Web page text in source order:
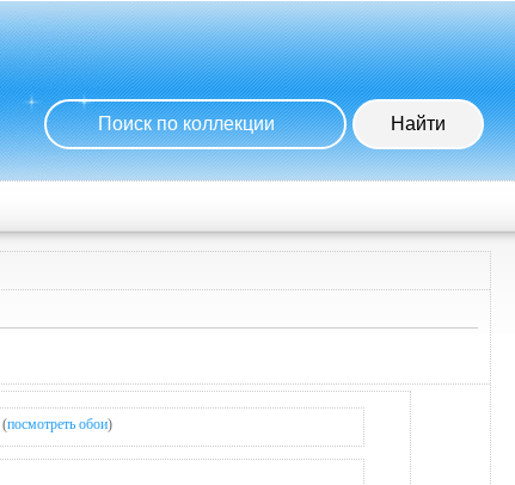
(посмотреть обои)